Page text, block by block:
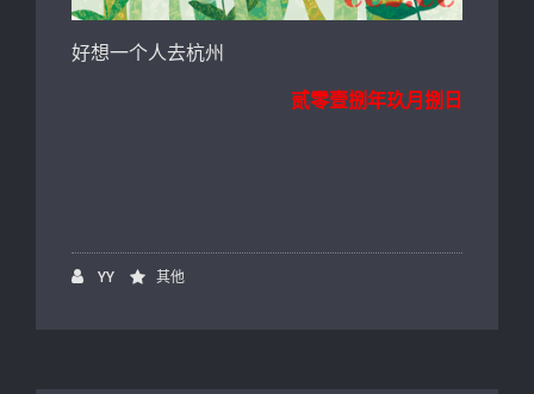
好想一个人去杭州
贰零壹捌年玖月捌日
YY 其他